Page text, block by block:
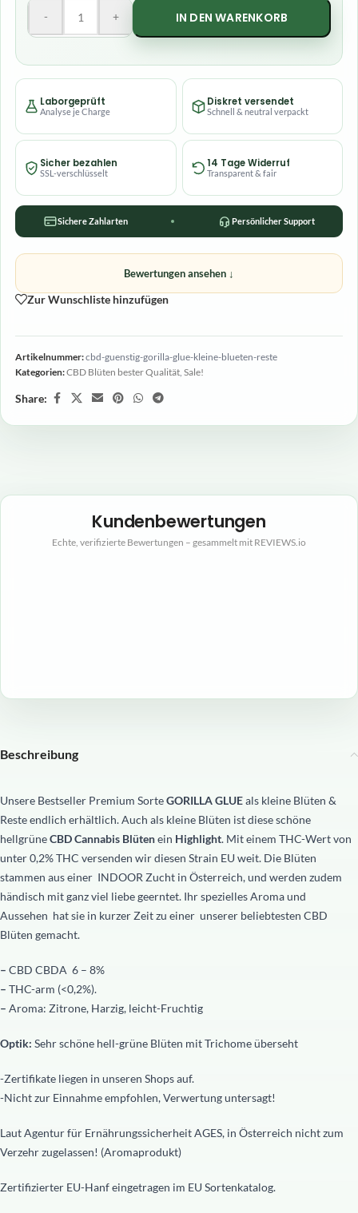
- + IN DEN WARENKORB
Laborgeprüft
Analyse je Charge
Diskret versendet
Schnell & neutral verpackt
Sicher bezahlen
SSL-verschlüsselt
14 Tage Widerruf
Transparent & fair
Sichere Zahlarten Persönlicher Support
Bewertungen ansehen ↓
Zur Wunschliste hinzufügen
Artikelnummer:cbd-guenstig-gorilla-glue-kleine-blueten-reste
Kategorien:CBD Blüten bester Qualität, Sale!
Share:
Kundenbewertungen
Echte, verifizierte Bewertungen – gesammelt mit REVIEWS.io
Beschreibung
Unsere Bestseller Premium SorteGORILLA GLUEals kleine Blüten &
Reste endlich erhältlich. Auch als kleine Blüten ist diese schöne
hellgrüneCBDCannabis Blütenein Highlight. Mit einem THC-Wert von
unter 0,2% THC versenden wir diesen Strain EU weit. Die Blüten
stammen aus einer INDOOR Zucht in Österreich, und werden zudem
händisch mit ganz viel liebe geerntet. Ihr spezielles Aroma und
Aussehen hat sie in kurzer Zeit zu einer unserer beliebtesten CBD
Blüten gemacht.
– CBD CBDA 6 – 8%
– THC-arm (<0,2%).
– Aroma: Zitrone, Harzig, leicht-Fruchtig
Optik: Sehr schöne hell-grüne Blüten mit Trichome überseht
-Zertifikate liegen in unseren Shops auf.
-Nicht zur Einnahme empfohlen, Verwertung untersagt!
Laut Agentur für Ernährungssicherheit AGES, in Österreich nicht zum
Verzehr zugelassen! (Aromaprodukt)
Zertifizierter EU-Hanf eingetragen im EU Sortenkatalog.